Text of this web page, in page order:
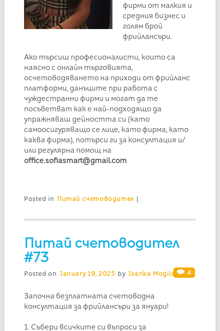
фирми от малкия и
средния бизнес и
голям брой
фрийлансъри.
Ако търсиш професионалисти, които са
наясно с онлайн търговията,
осчетоводяването на приходи от фрийланс
платформи, данъците при работа с
чуждестранни фирми и могат да те
посъветват как е най-подходящо да
упражняваш дейността си (като
самоосигуряващо се лице, като фирма, като
каква фирма), потърси ги за консултация и/
или регулярна помощ на
office.sofiasmart@gmail.com
Posted in Питай счетоводител |
Питай счетоводител
#73
Posted on January 19, 2025 by Ivanka Mogilska 4
Започна безплатната счетоводна
консултация за фрийлансъри за януари!
1. Събери всичките си въпроси за